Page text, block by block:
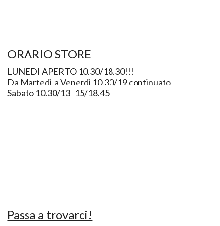
ORARIO STORE
LUNEDI APERTO 10.30/18.30!!!
Da Martedì a Venerdì 10.30/19 continuato
Sabato 10.30/13 15/18.45
Passa a trovarci!